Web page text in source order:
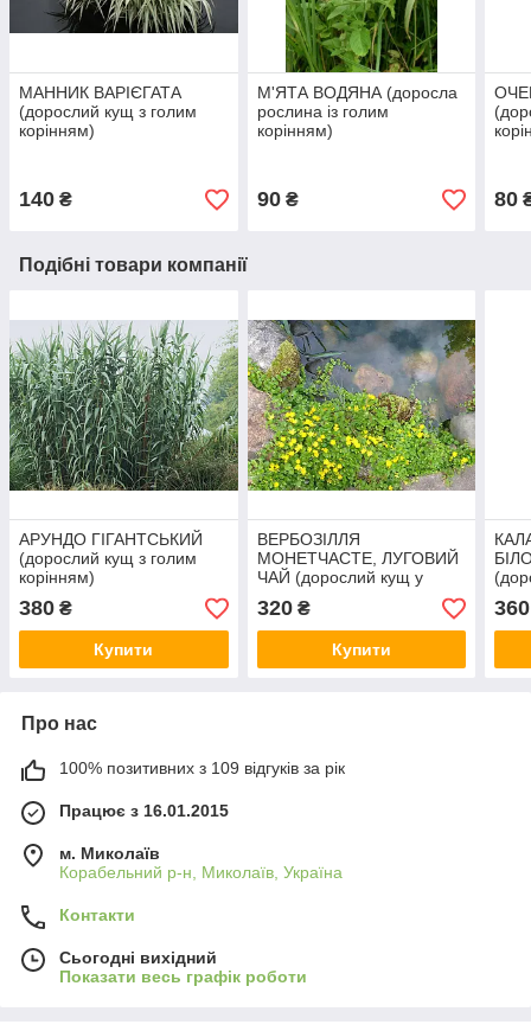
МАННИК ВАРІЄГАТА
(дорослий кущ з голим
корінням)
140 ₴
М'ЯТА ВОДЯНА (доросла
рослина із голим
корінням)
90₴ 80
Подібні товари компанії
AРУНДО ГІГАНТСЬКИЙ
(дорослий кущ з голим
корінням)
380 ₴
Купити
ВЕРБОЗІЛЛЯ
МОНЕТЧАСТЕ, ЛУГОВИЙ
ЧАЙ (дорослий кущ у
технологічному горщику)
320₴
Купити
360
Про нас
100% позитивних з 109 відгуків за рік
Працює з 16.01.2015
м. Миколаїв
Корабельний р-н, Миколаїв, Україна
Контакти
Сьогодні вихідний
Показати весь графік роботи